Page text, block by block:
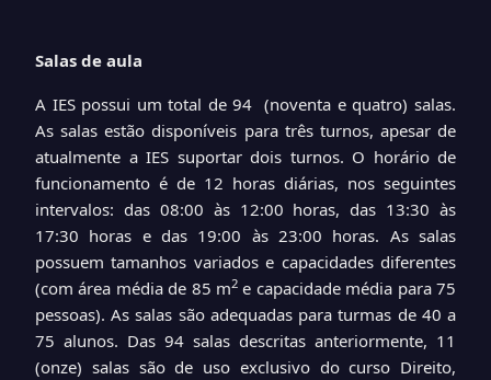
Salas de aula
A IES possui um total de 94 (noventa e quatro) salas.
As salas estão disponíveis para três turnos, apesar de
atualmente a IES suportar dois turnos. O horário de
funcionamento é de 12 horas diárias, nos seguintes
intervalos: das 08:00 às 12:00 horas, das 13:30 às
17:30 horas e das 19:00 às 23:00 horas. As salas
possuem tamanhos variados e capacidades diferentes
(com área média de 85 m2 e capacidade média para 75
pessoas). As salas são adequadas para turmas de 40 a
75 alunos. Das 94 salas descritas anteriormente, 11
(onze) salas são de uso exclusivo do curso Direito,